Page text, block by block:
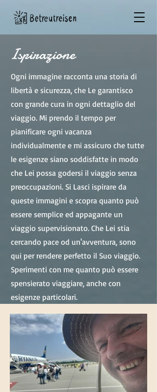
Ispirazione
Ogni immagine racconta una storia di
libertà e sicurezza, che Le garantisco
con grande cura in ogni dettaglio del
viaggio. Mi prendo il tempo per
pianificare ogni vacanza
individualmente e mi assicuro che tutte
le esigenze siano soddisfatte in modo
che Lei possa godersi il viaggio senza
preoccupazioni. Si Lasci ispirare da
queste immagini e scopra quanto può
essere semplice ed appagante un
viaggio supervisionato. Che Lei stia
cercando pace od un'avventura, sono
qui per rendere perfetto il Suo viaggio.
Sperimenti con me quanto può essere
spensierato viaggiare, anche con
esigenze particolari.